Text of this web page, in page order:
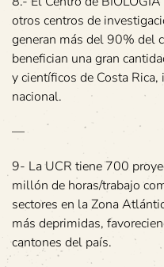
otros centros de
generan más del 90% del
benefician una gran
y científicos de Costa
nacional.
—
9- La UCR tiene 700
millón de horas/trabajo
sectores en la Zona
más deprimidas,
cantones del país.